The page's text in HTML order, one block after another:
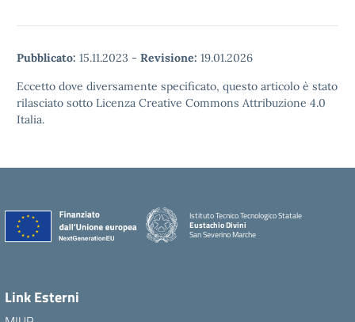
Pubblicato: 15.11.2023 - Revisione: 19.01.2026
Eccetto dove diversamente specificato, questo articolo è stato
rilasciato sotto Licenza Creative Commons Attribuzione 4.0
Italia.
Istituto Tecnico Tecnologico Statale
Eustachio Divini
San Severino Marche
Link Esterni